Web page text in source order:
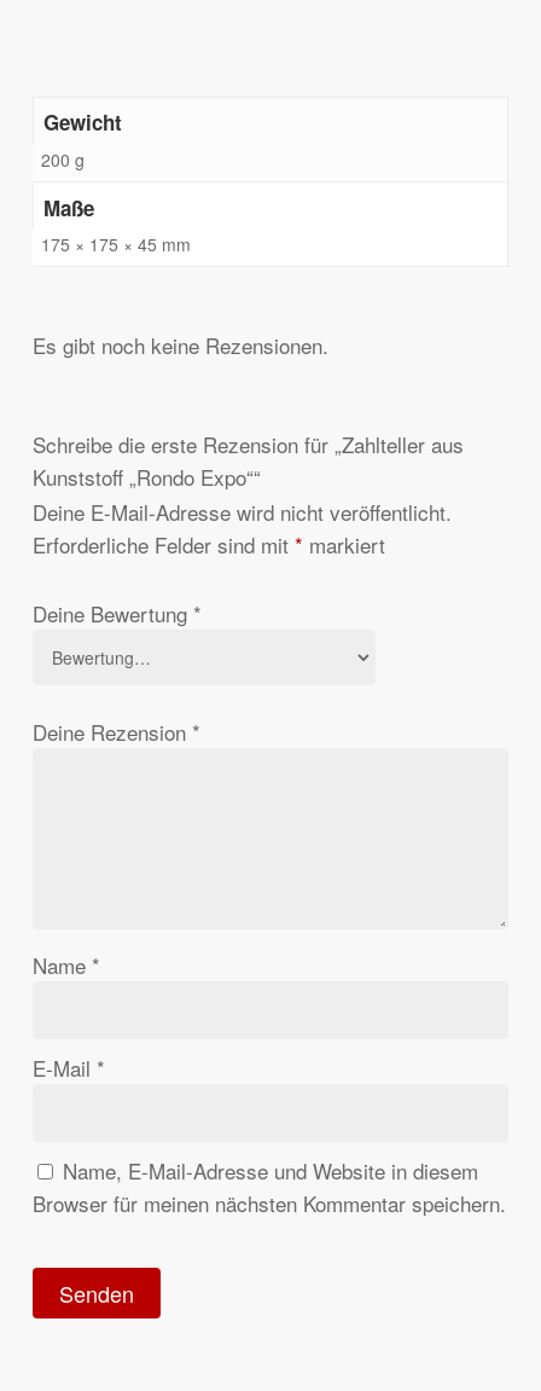
Gewicht
200 g
Maße
175 × 175 × 45 mm
Es gibt noch keine Rezensionen.
Schreibe die erste Rezension für „Zahlteller aus
Kunststoff „Rondo Expo““
Deine E-Mail-Adresse wird nicht veröffentlicht.
Erforderliche Felder sind mit * markiert
Deine Bewertung *
Deine Rezension *
Name *
E-Mail *
Name, E-Mail-Adresse und Website in diesem
Browser für meinen nächsten Kommentar speichern.